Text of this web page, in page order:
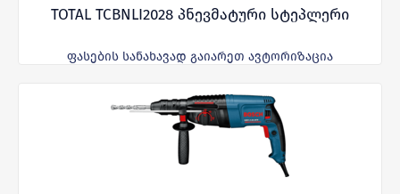
TOTAL TCBNLI2028 პნევმატური სტეპლერი
ფასების სანახავად გაიარეთ ავტორიზაცია